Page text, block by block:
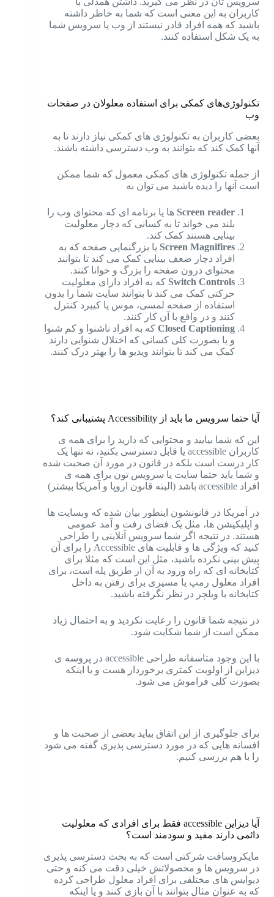
کاربران به این معنی است که شما به خاطر داشته
باشید که همه افراد قادر نیستند از وب یا سرویس شما
به یک شکل استفاده کنند.
تکنولوژی‌های کمکی برای استفاده معلولان در صفحات
وب
بعضی کاربران به تکنولوژی های کمکی نیاز دارند تا به
آنها کمک کند که بتوانند به وب دسترسی داشته باشند.
از جمله تکنولوژی های کمکی معمول که شما ممکن
است آنها را دیده باشید می توان به
Screen reader ها یا برنامه ای که محتوای وب را
بلند می خواند تا به کسانی که دچار معلولیت
بینایی هستند کمک کند.
Screen Magnifires یا بزرگنمایی صفحه که به
افراد دچار ضعف بینایی کمک می کند تا بتوانند
محتوای درون صفحه را بزرگ و خوانا کنند.
Switch Controls که به افراد دارای معلولیت
حرکتی کمک می کند تا بتوانند سایت شما را بدون
استفاده از صفحه لمسی، موس یا کیبرد کنترل
کنند و در واقع با آن کار کنند.
Closed Captioning که به افراد ناشنوا و کم شنوا
و یا بصورت کلی کسانی که اختلال شنوایی دارند
کمک می کند تا بتوانند ویدیو ها را بهتر درک کنند.
آیا حتما سرویس ما باید از Accessibility پشتیبانی کند؟
ین که شما بیایید و محتوایی که دارید را برای همه ی
کاربران accessible یا قابل دسترسی بکنید، نه تنها یک
کار درست است بلکه در قانون در مورد آن صحبت شده
و شما باید حتما سایت یا سرویس تون برای همه ی
افراد accessible باشد (البته قانون اروپا و آمریکا بیشتر)
در آمریکا در قانونشون اینطور بیان شده که وبسایت ها
و اپلیکیشن ها، مثل یک فضای رفت و آمد عمومی
هستند. در نتیجه اگر شما سرویس آنلاینی را طراحی
کنید که ویژگی ها و قابلیت های Accessible را برای آن
پیش بینی نکرده باشید، مثل این است که مثلا برای
کتابخانه ای که راه ورود به آن از طریق پله است، برای
افراد معلول رمپ یا مسیری برای رفتن به داخل
کتابخانه با ویلچر در نظر نگرفته باشید.
در نتیجه شما قانون را رعایت نکردید و به احتمال زیاد
ممکن است از شما شکایت شود.
با این وجود متاسفانه طراحی accessible در پروسه ی
دیزاین از اولویت کمتری برخوردار هست و یا اینکه
بصورت کلی فراموش می شود.
برای جلوگیری از این اتفاق بیاید بعضی از صحبت ها و
افسانه هایی که در مورد دسترسی پذیری گفته می شود
را با هم بررسی کنیم.
آیا دیزاین accessible فقط برای افرادی که معلولیت
دائمی دارند مفید و سودمند است؟
مایکروسافت شرکتی است که به بحث دسترسی پذیری
در سرویس ها و محصولاتش خیلی دقت می کنه و حتی
دیوایس های مختلفی برای افراد معلول طراحی کرده
که به عنوان مثال بتوانند با آن بازی کنند و یا اینکه